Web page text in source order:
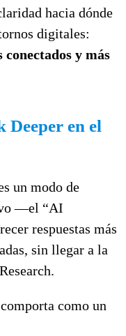
hacia dónde
digitales:
conectados y más
Deeper en el
un modo de
—el “AI
respuestas más
sin llegar a la
como un